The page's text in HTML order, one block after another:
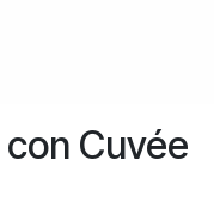
Cuvée